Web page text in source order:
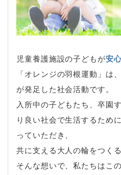
児童養護施設の子どもが安
「オレンジの羽根運動」は
が発足した社会活動です。
入所中の子どもたち、卒園
り良い社会で生活するため
っていただき、
共に支える大人の輪をつく
そんな想いで、私たちはこ